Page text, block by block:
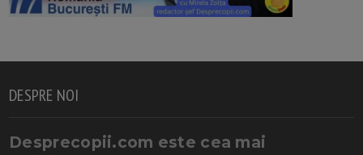
DESPRE NOI
Desprecopii.com este cea mai